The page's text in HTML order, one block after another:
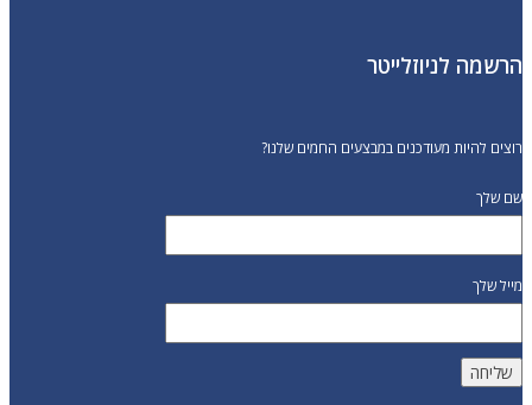
הרשמה לניוזלייטר
רוצים להיות מעודכנים במבצעים החמים שלנו?
שם שלך
מייל שלך